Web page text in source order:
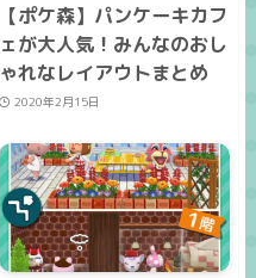
【ポケ森】パンケーキカフ
ェが大人気！みんなのおし
ゃれなレイアウトまとめ
2020年2月15日